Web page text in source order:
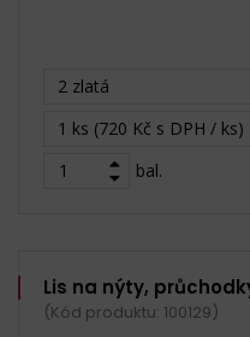
2 zlatá
1 ks (720 Kč s DPH / ks)
bal.
Lis na nýty,
(Kód produktu: 100129)